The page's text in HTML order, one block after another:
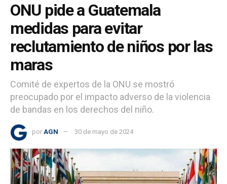
ONU pide a Guatemala
medidas para evitar
reclutamiento de niños por las
maras
Comité de expertos de la ONU se mostró
preocupado por el impacto adverso de la violencia
de bandas en los derechos del niño.
por AGN 30 de mayo de 2024